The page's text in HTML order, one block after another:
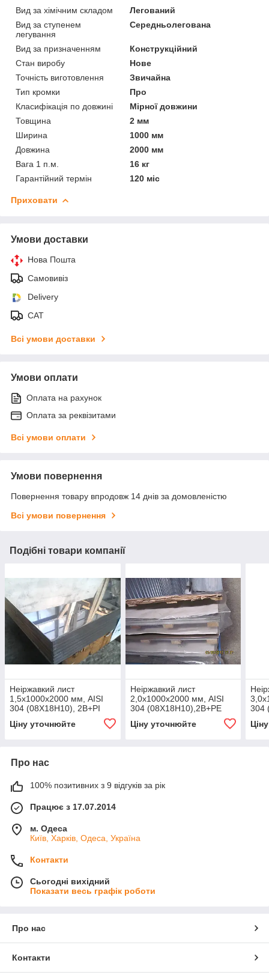
Вид за хімічним складом
Легований
Вид за ступенем
легування
Середньолегована
Вид за призначенням
Конструкційний
Стан виробу
Нове
Точність виготовлення
Звичайна
Тип кромки
Про
Класифікація по довжині
Мірної довжини
Товщина
2 мм
Ширина
1000 мм
Довжина
2000 мм
Вага 1 п.м.
16 кг
Гарантійний термін
120 міс
Приховати
Умови доставки
Нова Пошта
Самовивіз
Delivery
САТ
Всі умови доставки
Умови оплати
Оплата на рахунок
Оплата за реквізитами
Всі умови оплати
Умови повернення
Повернення товару впродовж 14 днів за домовленістю
Всі умови повернення
Подібні товари компанії
Неіржавкий лист
1,5х1000х2000 мм, AISI
304 (08X18H10), 2В+РI
Ціну уточнюйте
Неіржавкий лист
2,0х1000х2000 мм, AISI
304 (08X18H10),2В+PE
Ціну уточнюйте
304
Про нас
100% позитивних з 9 відгуків за рік
Працює з 17.07.2014
м. Одеса
Київ, Харків, Одеса, Україна
Контакти
Сьогодні вихідний
Показати весь графік роботи
Про нас
Контакти